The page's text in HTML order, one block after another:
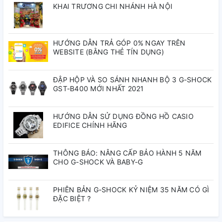
mặt kính luôn sáng đẹp.
Thông số kỹ thuật
Thương hiệu: Carnival
Mã sản phẩm:
Loại máy: Automatic Japan (Cơ tự động)
Chất liệu dây:Cao su cao cấp
Chất liệu vỏ:
Đường kính mặt:42mm
Chống nước:50M
Mặt kính:
Lý do nên chọn Carnival
8168G-VV-DCS-T
Phong cách thể thao – lịch lãm
phù hợp nhiều hoàn
Bộ máy cơ Automatic Nhật Bảnbền bỉ, giá trị lâu dài.
KHAI TRƯƠNG CHI NHÁNH HÀ NỘI
HƯỚNG DẪN TRẢ GÓP 0% NGAY TRÊN
WEBSITE (BẰNG THẺ TÍN DỤNG)
ĐẬP HỘP VÀ SO SÁNH NHANH BỘ 3 G-SHOCK
GST-B400 MỚI NHẤT 2021
HƯỚNG DẪN SỬ DỤNG ĐỒNG HỒ CASIO
EDIFICE CHÍNH HÃNG
THÔNG BÁO: NÂNG CẤP BẢO HÀNH 5 NĂM
CHO G-SHOCK VÀ BABY-G
PHIÊN BẢN G-SHOCK KỶ NIỆM 35 NĂM CÓ GÌ
ĐẶC BIỆT ?